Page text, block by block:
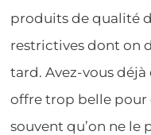
produits de qualité
restrictives dont on
tard. Avez-vous déjà
offre trop belle pour
souvent qu’on ne le